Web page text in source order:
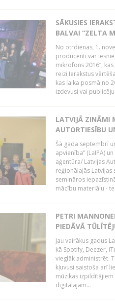
SĀKUSIES
BALVAI “ZELTA
No otrdienas, 1.
producenti var
mikrofons 2016”,
reizi.Ierakstus
kas laika posmā no
izdevusi vai
LATVIJĀ ZINĀMI
AUTORTIESĪBU
Šā gada septembrī
apvienība” (LaIPA)
aģentūra/ Latvijas
reģionālajās
semināros
mācību materiālu -
PETRI
PIEDĀVĀ
Jau vairākus gadus
kā Spotify, Deezer,
vieglāk administrēt.
kļuvusi saistoša arī
mūzikas
digitālajam...